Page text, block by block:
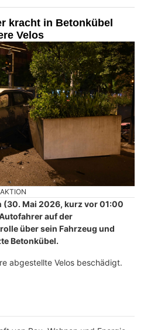
kracht in Betonkübel
Velos
(30. Mai 2026, kurz vor 01:00
auf der
über sein Fahrzeug und
Betonkübel.
abgestellte Velos beschädigt.